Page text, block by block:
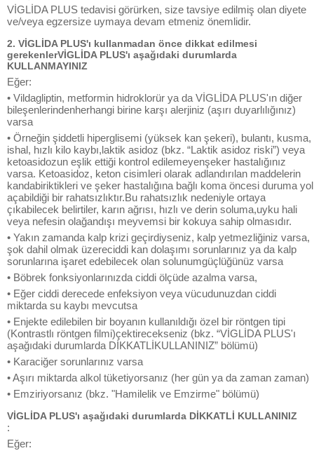
VİGLİDA PLUS tedavisi görürken, size tavsiye edilmiş olan diyete
ve/veya egzersize uymaya devam etmeniz önemlidir.
2. VİGLİDA PLUS'ı kullanmadan önce dikkat edilmesi
gerekenlerVİGLİDA PLUS'ı aşağıdaki durumlarda
KULLANMAYINIZ
Eğer:
• Vildagliptin, metformin hidroklorür ya da VİGLİDA PLUS'ın diğer
bileşenlerindenherhangi birine karşı alerjiniz (aşırı duyarlılığınız)
varsa
• Örneğin şiddetli hiperglisemi (yüksek kan şekeri), bulantı, kusma,
ishal, hızlı kilo kaybı,laktik asidoz (bkz. “Laktik asidoz riski”) veya
ketoasidozun eşlik ettiği kontrol edilemeyenşeker hastalığınız
varsa. Ketoasidoz, keton cisimleri olarak adlandırılan maddelerin
kandabiriktikleri ve şeker hastalığına bağlı koma öncesi duruma yol
açabildiği bir rahatsızlıktır.Bu rahatsızlık nedeniyle ortaya
çıkabilecek belirtiler, karın ağrısı, hızlı ve derin soluma,uyku hali
veya nefesin olağandışı meyvemsi bir kokuya sahip olmasıdır.
• Yakın zamanda kalp krizi geçirdiyseniz, kalp yetmezliğiniz varsa,
şok dahil olmak üzereciddi kan dolaşımı sorunlarınız ya da kalp
sorunlarına işaret edebilecek olan solunumgüçlüğünüz varsa
• Böbrek fonksiyonlarınızda ciddi ölçüde azalma varsa,
• Eğer ciddi derecede enfeksiyon veya vücudunuzdan ciddi
miktarda su kaybı mevcutsa
• Enjekte edilebilen bir boyanın kullanıldığı özel bir röntgen tipi
(Kontrastlı röntgen filmi)çektirecekseniz (bkz. “VİGLİDA PLUS'ı
aşağıdaki durumlarda DİKKATLİKULLANINIZ” bölümü)
• Karaciğer sorunlarınız varsa
• Aşırı miktarda alkol tüketiyorsanız (her gün ya da zaman zaman)
• Emziriyorsanız (bkz. "Hamilelik ve Emzirme" bölümü)
VİGLİDA PLUS'ı aşağıdaki durumlarda DİKKATLİ KULLANINIZ
:
Eğer: